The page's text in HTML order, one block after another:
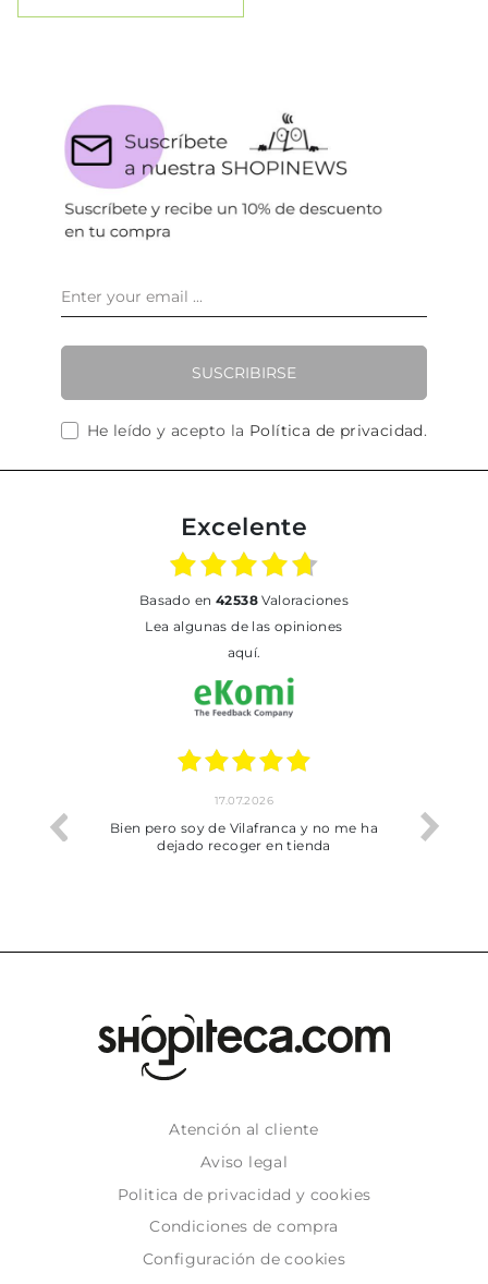
SUSCRIBIRSE
He leído y acepto la Política de privacidad.
Excelente
basado en 42538Valoraciones
Lea algunas de las opiniones
aquí.
trobat
17.07.2026
Bien pero soy de Vilafranca y no me ha
dejado recoger en tienda
Atención al cliente
Aviso legal
Politica de privacidad y cookies
Condiciones de compra
Configuración de cookies